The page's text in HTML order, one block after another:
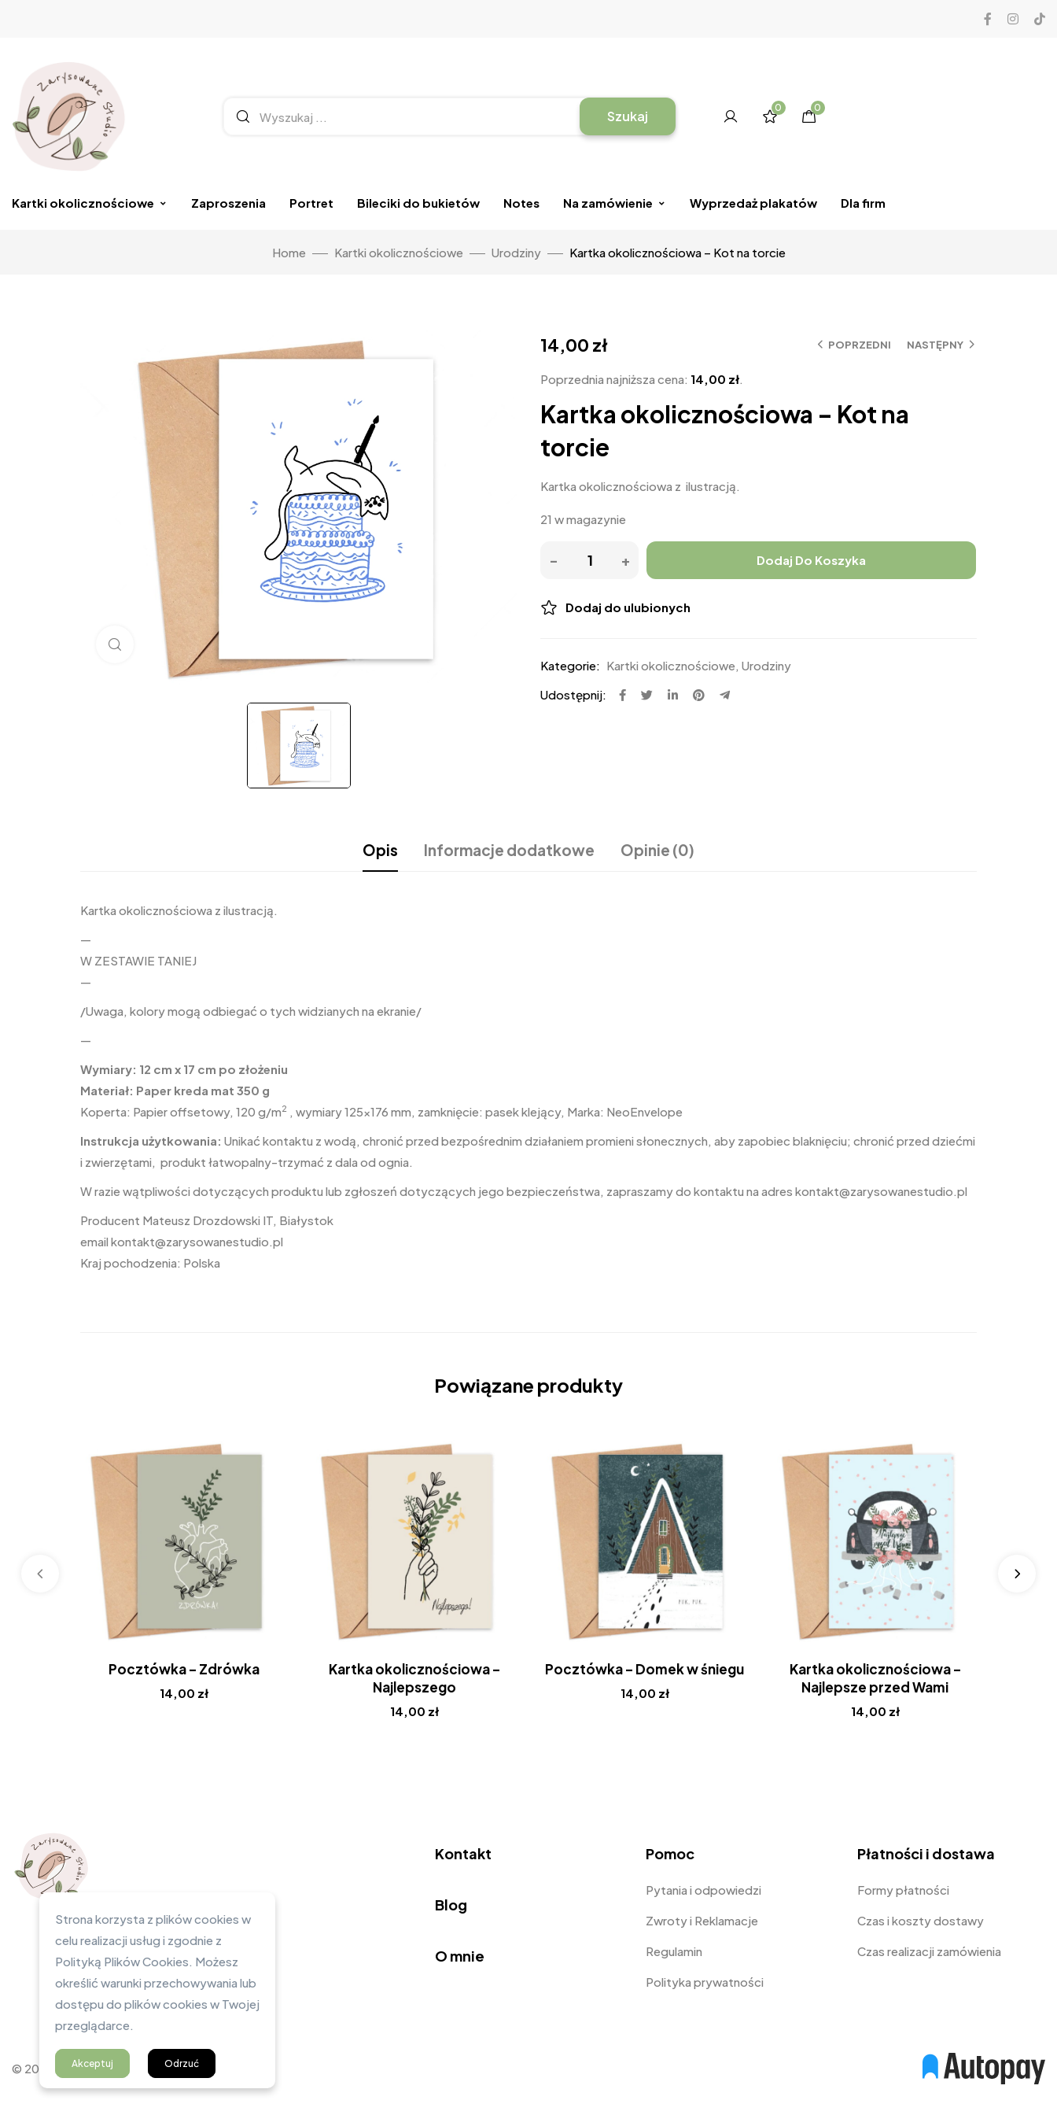
Szukaj
0 0
Kartki okolicznościowe Zaproszenia Portret Bileciki do bukietów Notes Na zamówienie Wyprzedaż plakatów Dla firm
Home Kartki okolicznościowe Urodziny Kartka okolicznościowa – Kot na torcie
Click to enlarge
POPRZEDNI NASTĘPNY
14,00 zł
Poprzednia najniższa cena: 14,00 zł.
Kartka okolicznościowa – Kot na
torcie
Kartka okolicznościowa z ilustracją.
21 w magazynie
Dodaj Do Koszyka
Dodaj do ulubionych
Kategorie: Kartki okolicznościowe, Urodziny
Udostępnij:
Opis Informacje dodatkowe Opinie (0)
Kartka okolicznościowa z ilustracją.
—
W ZESTAWIE TANIEJ
—
/Uwaga, kolory mogą odbiegać o tych widzianych na ekranie/
—
Wymiary: 12 cm x 17 cm po złożeniu
Materiał: Paper kreda mat 350 g
Koperta: Papier offsetowy, 120 g/m2
, wymiary 125×176 mm, zamknięcie: pasek klejący, Marka: NeoEnvelope
Instrukcja użytkowania: Unikać kontaktu z wodą, chronić przed bezpośrednim działaniem promieni słonecznych, aby zapobiec blaknięciu; chronić przed dziećmi
i zwierzętami, produkt łatwopalny-trzymać z dala od ognia.
W razie wątpliwości dotyczących produktu lub zgłoszeń dotyczących jego bezpieczeństwa, zapraszamy do kontaktu na adres kontakt@zarysowanestudio.pl
Producent Mateusz Drozdowski IT, Białystok
email kontakt@zarysowanestudio.pl
Kraj pochodzenia: Polska
Powiązane produkty
Pocztówka – Zdrówka
14,00 zł
Kartka okolicznościowa –
Najlepszego
14,00 zł
Pocztówka – Domek w śniegu
14,00 zł
Kartka okolicznościowa –
Najlepsze przed Wami
14,00 zł
Kontakt
Blog
O mnie
Pomoc
Pytania i odpowiedzi
Zwroty i Reklamacje
Regulamin
Polityka prywatności
Płatności i dostawa
Formy płatności
Czas i koszty dostawy
Czas realizacji zamówienia
© 2023 Zarysowane Studio
Strona korzysta z plików cookies w
celu realizacji usług i zgodnie z
Polityką Plików Cookies. Możesz
określić warunki przechowywania lub
dostępu do plików cookies w Twojej
przeglądarce.
Akceptuj Odrzuć